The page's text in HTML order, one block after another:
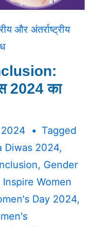
और अंतर्राष्ट्रीय
2024 का
2024
Tagged
Diwas 2024,
, Gender
Inspire Women
Day 2024,